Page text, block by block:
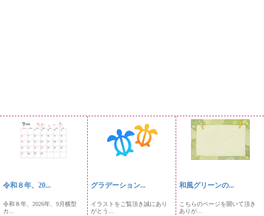
令和８年、20...
令和８年、2026年、9月横型
カ...
グラデーション...
イラストをご覧頂き誠にあり
がとう...
和風グリーンの...
こちらのページを開いて頂き
ありが...